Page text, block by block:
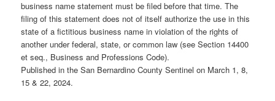
business name statement must be filed before that time. The
filing of this statement does not of itself authorize the use in this
state of a fictitious business name in violation of the rights of
another under federal, state, or common law (see Section 14400
et seq., Business and Professions Code).
Published in the San Bernardino County Sentinel on March 1, 8,
15 & 22, 2024.